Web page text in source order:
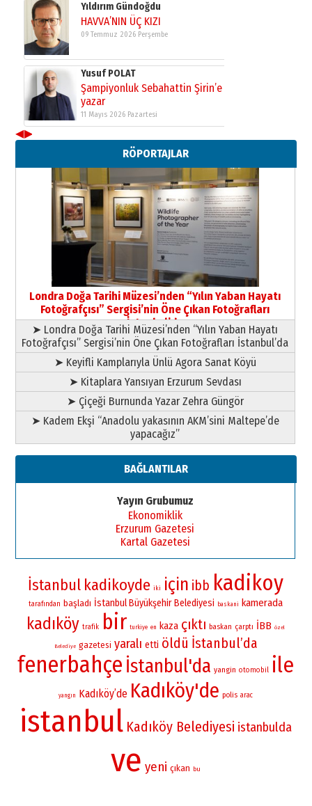
Yıldırım Gündoğdu
HAVVA’NIN ÜÇ KIZI
09 Temmuz 2026 Perşembe
Yusuf POLAT
Şampiyonluk Sebahattin Şirin’e
yazar
11 Mayıs 2026 Pazartesi
Neşat YALÇIN
Paranın Aile Kültüründeki Yeri
03 Ağustos 2026 Pazartesi
Yıldırım Gündoğdu
HAVVA’NIN ÜÇ KIZI
09 Temmuz 2026 Perşembe
Yusuf POLAT
Şampiyonluk Sebahattin Şirin’e
yazar
11 Mayıs 2026 Pazartesi
◀▶
RÖPORTAJLAR
Londra Doğa Tarihi Müzesi’nden “Yılın Yaban Hayatı
Fotoğrafçısı” Sergisi’nin Öne Çıkan Fotoğrafları
İstanbul’da
➤ Londra Doğa Tarihi Müzesi’nden “Yılın Yaban Hayatı
Fotoğrafçısı” Sergisi’nin Öne Çıkan Fotoğrafları İstanbul’da
➤ Keyifli Kamplarıyla Ünlü Agora Sanat Köyü
➤ Kitaplara Yansıyan Erzurum Sevdası
➤ Çiçeği Burnunda Yazar Zehra Güngör
➤ Kadem Ekşi “Anadolu yakasının AKM’sini Maltepe’de
yapacağız”
BAĞLANTILAR
Yayın Grubumuz
Ekonomiklik
Erzurum Gazetesi
Kartal Gazetesi
İstanbul kadikoyde iki için ibb kadikoy
tarafından başladı İstanbul Büyükşehir Belediyesi baskani kamerada
kadıköy trafik bir turkiye en kaza çıktı baskan çarptı İBB özel
Belediye gazetesi yaralı etti öldü İstanbul’da
fenerbahçe İstanbul'da yangin otomobil ile
yangın Kadıköy’de Kadıköy'de polis arac
istanbul Kadıköy Belediyesi istanbulda
ve yeni çıkan bu